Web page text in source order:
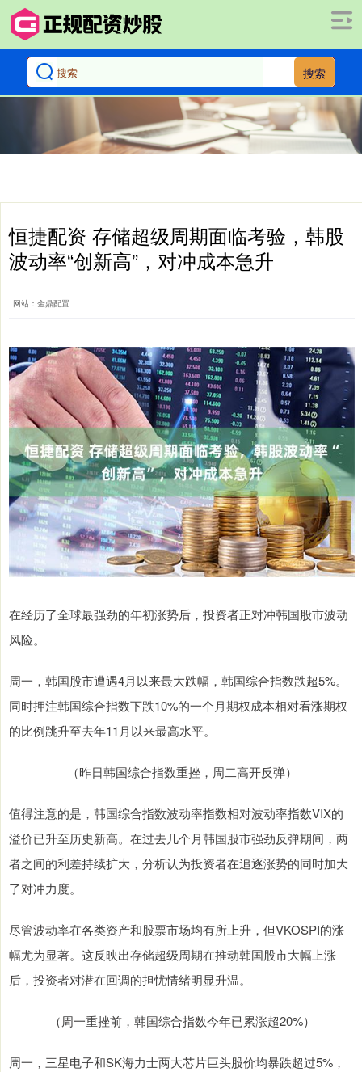
搜索
恒捷配资 存储超级周期面临考验，韩股
波动率“创新高”，对冲成本急升
网站：金鼎配置
在经历了全球最强劲的年初涨势后，投资者正对冲韩国股市波动
风险。
周一，韩国股市遭遇4月以来最大跌幅，韩国综合指数跌超5%。
同时押注韩国综合指数下跌10%的一个月期权成本相对看涨期权
的比例跳升至去年11月以来最高水平。
（昨日韩国综合指数重挫，周二高开反弹）
值得注意的是，韩国综合指数波动率指数相对波动率指数VIX的
溢价已升至历史新高。在过去几个月韩国股市强劲反弹期间，两
者之间的利差持续扩大，分析认为投资者在追逐涨势的同时加大
了对冲力度。
尽管波动率在各类资产和股票市场均有所上升，但VKOSPI的涨
幅尤为显著。这反映出存储超级周期在推动韩国股市大幅上涨
后，投资者对潜在回调的担忧情绪明显升温。
（周一重挫前，韩国综合指数今年已累涨超20%）
周一，三星电子和SK海力士两大芯片巨头股价均暴跌超过5%，